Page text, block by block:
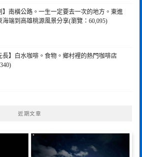
】南橫公路。一生一定要去一次的地方。東進
海端到高雄桃源風景分享(瀏覽：60,095)
長】白水咖啡。食物。鄉村裡的熱門咖啡店
近期文章